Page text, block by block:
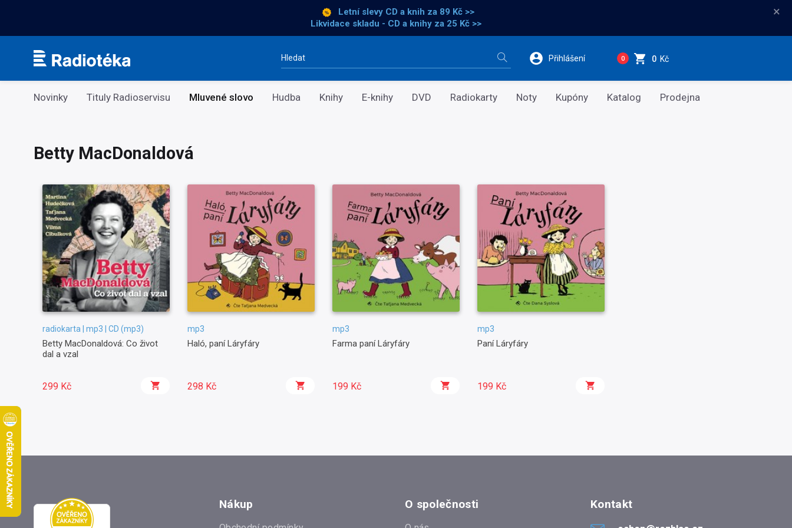
Letní slevy CD a knih za 89 Kč >>
Likvidace skladu - CD a knihy za 25 Kč >>
×
Vyhledávání Přihlášení 0 0 Kč
Kategorie
Novinky Tituly Radioservisu Mluvené slovo Hudba Knihy E-knihy DVD Radiokarty Noty Kupóny Katalog Prodejna
Betty MacDonaldová
radiokarta | mp3 | CD (mp3)
Betty MacDonaldová: Co život
dal a vzal
299 Kč
mp3
Haló, paní Láryfáry
298 Kč
mp3
Farma paní Láryfáry
199 Kč
mp3
Paní Láryfáry
199 Kč
Nákup O společnosti Kontakt